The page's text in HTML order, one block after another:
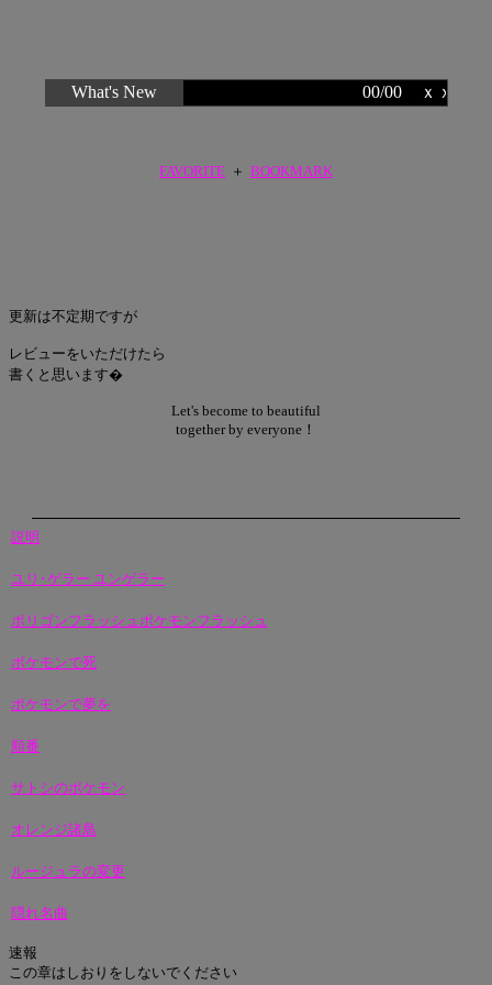
What's New 00/00 ｘｘ更新
FAVORITE ＋ BOOKMARK
更新は不定期ですが
レビューをいただけたら
書くと思います�
Let's become to beautiful
together by everyone！
説明
ユリ･ゲラー ユンゲラー
ポリゴンフラッシュポケモンフラッシュ
ポケモンで死
ポケモンで夢を
順番
サトシのポケモン
オレンジ諸島
ルージュラの変更
隠れ名曲
速報
この章はしおりをしないでください